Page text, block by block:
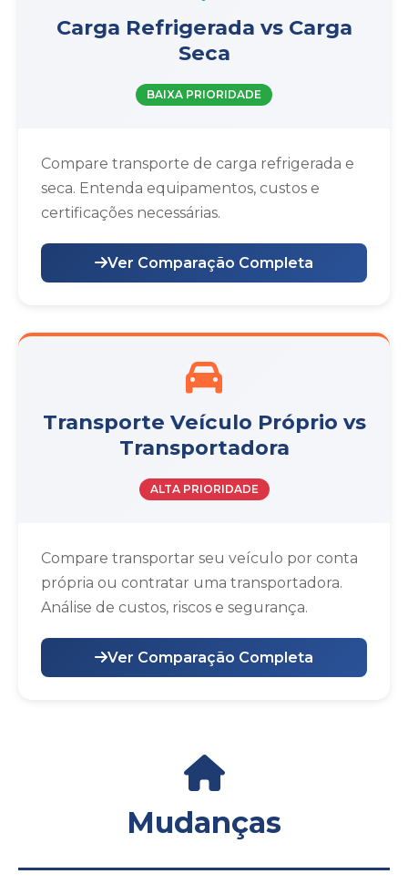
Carga Refrigerada vs Carga
Seca
BAIXA PRIORIDADE
Compare transporte de carga refrigerada e
seca. Entenda equipamentos, custos e
certificações necessárias.
Ver Comparação Completa
Transporte Veículo Próprio vs
Transportadora
ALTA PRIORIDADE
Compare transportar seu veículo por conta
própria ou contratar uma transportadora.
Análise de custos, riscos e segurança.
Ver Comparação Completa
Mudanças